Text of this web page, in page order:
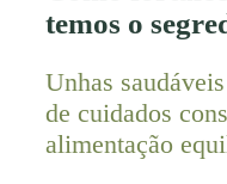
temos o
Unhas
de cuidados
alimentação